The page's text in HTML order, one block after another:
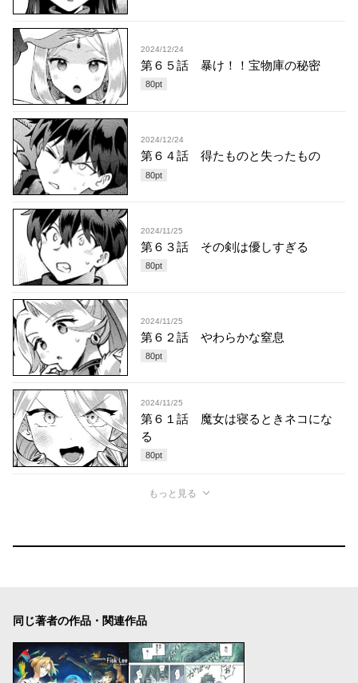
2024/12/24
第６５話 暴け！！宝物庫の秘密
80pt
2024/12/24
第６４話 得たものと失ったもの
80pt
2024/11/25
第６３話 その剣は優しすぎる
80pt
2024/11/25
第６２話 やわらかな窒息
80pt
2024/11/25
第６１話 魔女は寝るときネコにな
る
80pt
もっと見る
同じ著者の作品・関連作品